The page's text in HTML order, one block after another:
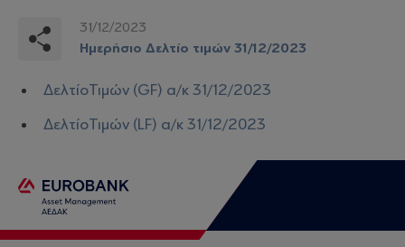
31/12/2023
Ημερήσιο Δελτίο τιμών 31/12/2023
ΔελτίοΤιμών (GF) α/κ 31/12/2023
ΔελτίοΤιμών (LF) α/κ 31/12/2023